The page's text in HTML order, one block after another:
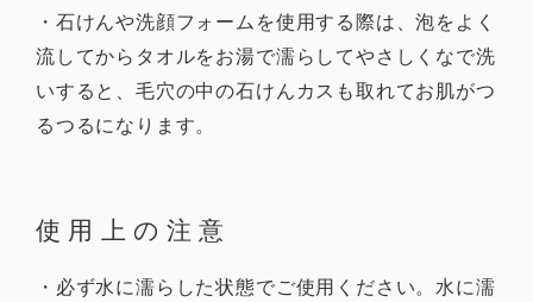
・石けんや洗顔フォームを使用する際は、泡をよく
流してからタオルをお湯で濡らしてやさしくなで洗
いすると、毛穴の中の石けんカスも取れてお肌がつ
るつるになります。
使用上の注意
・必ず水に濡らした状態でご使用ください。水に濡